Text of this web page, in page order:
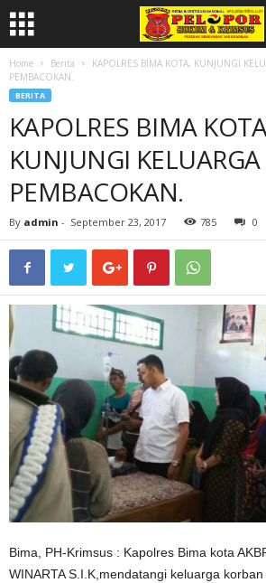
Home Berita
KAPOLRES BIMA KOTA, KUNJUNGI
PEMBACOKAN.
BERITA
KAPOLRES BIMA
KUNJUNGI
PEMBACOKAN.
By admin - September 23, 2017 785 0
Bima, PH-Krimsus : Kapolres Bima kota
WINARTA S.I.K,mendatangi keluarga